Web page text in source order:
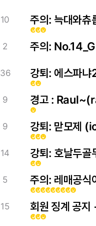
10
emoji_emotionsemoji_emotionsemoji_emotions
주의: 늑대와
2 주의:
36
emoji_emotionsemoji_emotions
강퇴: 에스파
9
emoji_emotions
경고 :
9
emoji_emotionsemoji_emotionsemoji_emotions
강퇴: 맏모제
14
emoji_emotionsemoji_emotions
강퇴: 호날두
5
emoji_emotionsemoji_emotionsemoji_emotionsemoji_emotionsemoji_emotionsemoji_emotionsemoji_emotionsemoji_emotionsemoji_emotions
주의: 레매공
15
emoji_emotionsemoji_emotionsemoji_emotions
회원 징계 공지